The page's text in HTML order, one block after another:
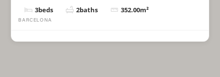
3beds 2baths 352.00m²
BARCELONA